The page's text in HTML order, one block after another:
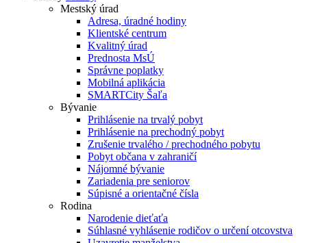
Mestský úrad
Adresa, úradné hodiny
Klientské centrum
Kvalitný úrad
Prednosta MsÚ
Správne poplatky
Mobilná aplikácia
SMARTCity Šaľa
Bývanie
Prihlásenie na trvalý pobyt
Prihlásenie na prechodný pobyt
Zrušenie trvalého / prechodného pobytu
Pobyt občana v zahraničí
Nájomné bývanie
Zariadenia pre seniorov
Súpisné a orientačné čísla
Rodina
Narodenie dieťaťa
Súhlasné vyhlásenie rodičov o určení otcovstva